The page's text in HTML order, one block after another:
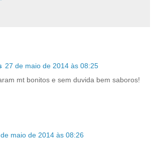
27 de maio de 2014 às 08:25
mt bonitos e sem duvida bem saboros!
maio de 2014 às 08:26